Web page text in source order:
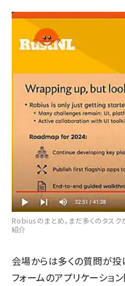
Robiusのまとめ。まだ多くのタスク
紹介
会場からは多くの質問が投
フォームのアプリケーショ